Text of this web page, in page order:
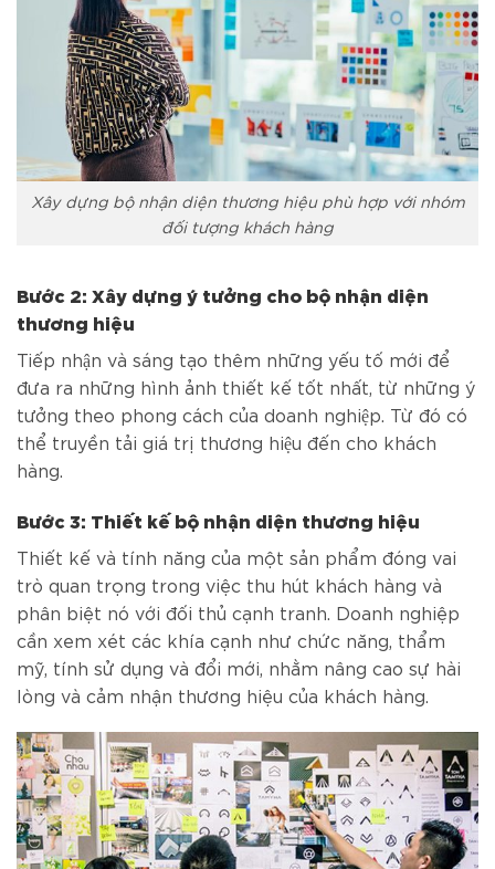
Xây dựng bộ nhận diện thương hiệu phù hợp với nhóm
đối tượng khách hàng
Bước 2: Xây dựng ý tưởng cho bộ nhận diện
thương hiệu
Tiếp nhận và sáng tạo thêm những yếu tố mới để
đưa ra những hình ảnh thiết kế tốt nhất, từ những ý
tưởng theo phong cách của doanh nghiệp. Từ đó có
thể truyền tải giá trị thương hiệu đến cho khách
hàng.
Bước 3: Thiết kế bộ nhận diện thương hiệu
Thiết kế và tính năng của một sản phẩm đóng vai
trò quan trọng trong việc thu hút khách hàng và
phân biệt nó với đối thủ cạnh tranh. Doanh nghiệp
cần xem xét các khía cạnh như chức năng, thẩm
mỹ, tính sử dụng và đổi mới, nhằm nâng cao sự hài
lòng và cảm nhận thương hiệu của khách hàng.